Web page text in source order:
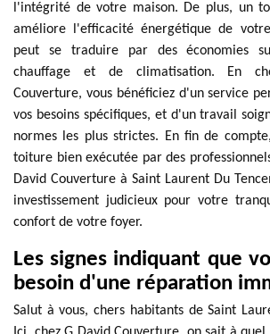
l'intégrité de votre maison. De plus, un
améliore l'efficacité énergétique de
peut se traduire par des économies
chauffage et de climatisation. En
Couverture, vous bénéficiez d'un service
vos besoins spécifiques, et d'un travail
normes les plus strictes. En fin de
toiture bien exécutée par des
David Couverture à Saint Laurent Du
investissement judicieux pour votre
confort de votre foyer.
Les signes indiquant que
besoin d'une réparation
Salut à vous, chers habitants de Saint